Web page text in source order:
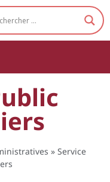
» Service